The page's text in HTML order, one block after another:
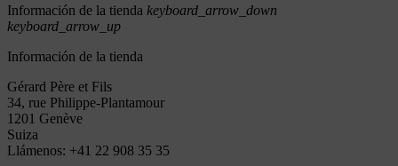
Información de la tienda keyboard_arrow_down
keyboard_arrow_up
Información de la tienda
Gérard Père et Fils
34, rue Philippe-Plantamour
1201 Genève
Suiza
Llámenos: +41 22 908 35 35